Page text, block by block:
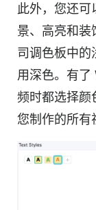
此外，您还可
景、高亮和装
司调色板中的
用深色。有
频时都选择颜
您制作的所有